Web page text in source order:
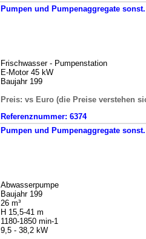
Pumpen und Pumpenaggregate
Frischwasser - Pumpenstation
E-Motor 45 kW
Baujahr 199
Preis: vs Euro (die Preise verstehen
Referenznummer: 6374
Pumpen und Pumpenaggregate
Abwasserpumpe
Baujahr 199
26 m³
H 15,5-41 m
1180-1850 min-1
9,5 - 38,2 kW